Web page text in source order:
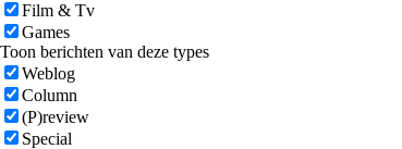
Film & Tv
Games
Toon berichten van deze types
Weblog
Column
(P)review
Special